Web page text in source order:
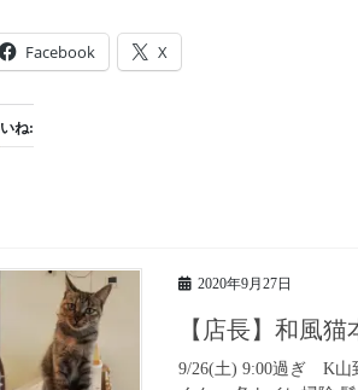
Facebook X
ね:
2020年9月27日
【店長】和風
9/26(土) 9:00過ぎ K山